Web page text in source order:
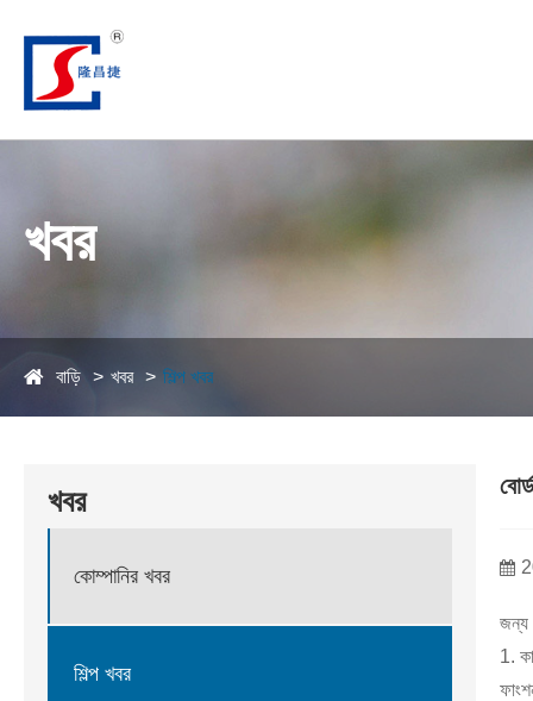
খবর
বাড়ি খবর শিল্প খবর
খবর
কোম্পানির খবর
শিল্প খবর
জন্য
1.